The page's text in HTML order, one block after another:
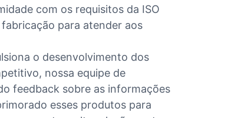
com os requisitos da ISO
para atender aos
o desenvolvimento dos
nossa equipe de
feedback sobre as informações
esses produtos para